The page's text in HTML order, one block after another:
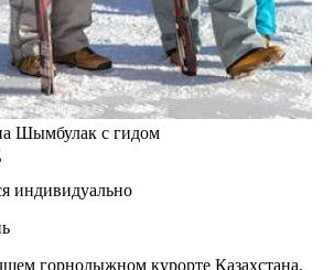
Шымбулак с гидом
индивидуально
горнолыжном курорте Казахстана,